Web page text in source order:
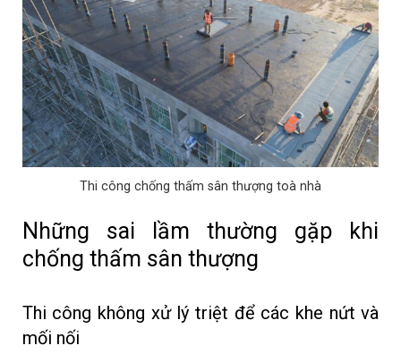
Thi công chống thấm sân thượng toà nhà
Những sai lầm thường gặp khi
chống thấm sân thượng
Thi công không xử lý triệt để các khe nứt và
mối nối